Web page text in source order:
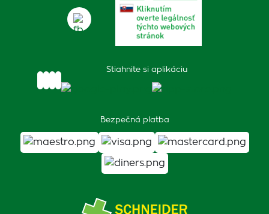
Stiahnite si aplikáciu
Bezpečná platba